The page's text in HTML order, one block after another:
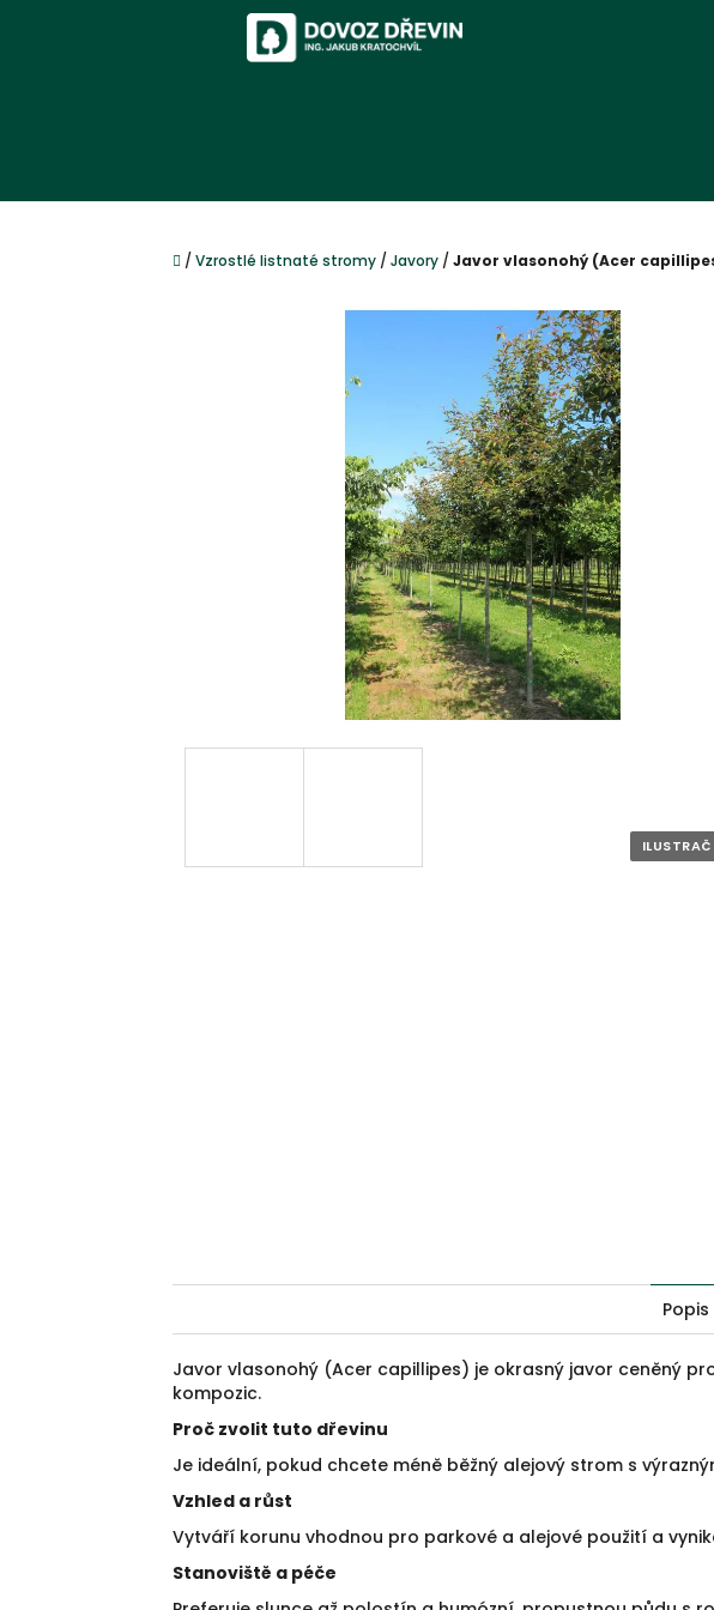
Domů
/ Vzrostlé listnaté stromy / Javory / Javor vlasonohý (Acer
Popis
Javor vlasonohý (Acer capillipes) je okrasný javor ceněný
kompozic.
Proč zvolit tuto dřevinu
Je ideální, pokud chcete méně běžný alejový strom s
Vzhled a růst
Vytváří korunu vhodnou pro parkové a alejové použití a
Stanoviště a péče